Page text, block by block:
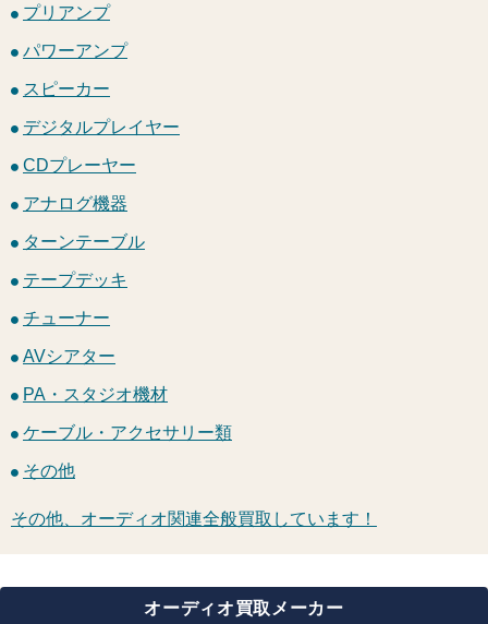
プリアンプ
パワーアンプ
スピーカー
デジタルプレイヤー
CDプレーヤー
アナログ機器
ターンテーブル
テープデッキ
チューナー
AVシアター
PA・スタジオ機材
ケーブル・アクセサリー類
その他
その他、オーディオ関連全般買取しています！
オーディオ買取メーカー